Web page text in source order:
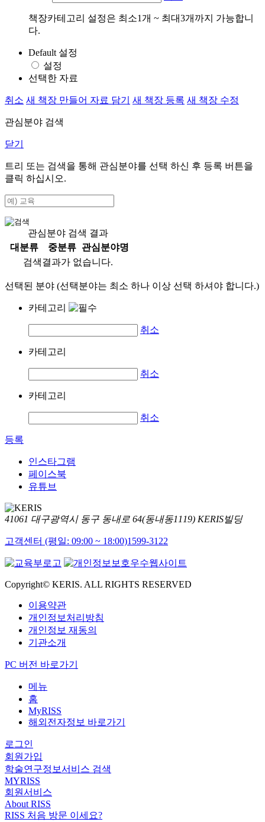
책장카테고리 설정은 최소1개 ~ 최대3개까지 가능합니
다.
Default 설정
설정
선택한 자료
취소 새 책장 만들어 자료 담기 새 책장 등록 새 책장 수정
관심분야 검색
닫기
트리 또는 검색을 통해 관심분야를 선택 하신 후 등록 버튼을
클릭 하십시오.
관심분야 검색 결과
대분류
중분류
관심분야명
검색결과가 없습니다.
선택된 분야 (선택분야는 최소 하나 이상 선택 하셔야 합니다.)
카테고리
취소
카테고리
취소
카테고리
취소
등록
인스타그램
페이스북
유튜브
41061 대구광역시 동구 동내로 64(동내동1119) KERIS빌딩
고객센터 (평일: 09:00 ~ 18:00)1599-3122
Copyright© KERIS. ALL RIGHTS RESERVED
이용약관
개인정보처리방침
개인정보 재동의
기관소개
PC 버전 바로가기
메뉴
홈
MyRISS
해외전자정보 바로가기
로그인
회원가입
학술연구정보서비스 검색
MYRISS
회원서비스
About RISS
RISS 처음 방문 이세요?